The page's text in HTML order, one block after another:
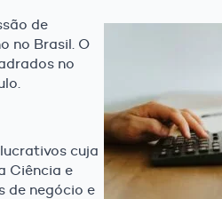
de
no Brasil. O
no
cuja
Ciência e
de negócio e